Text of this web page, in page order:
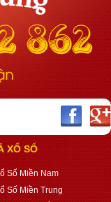
XỔ SỐ
Số Miền Nam
Số Miền Trung